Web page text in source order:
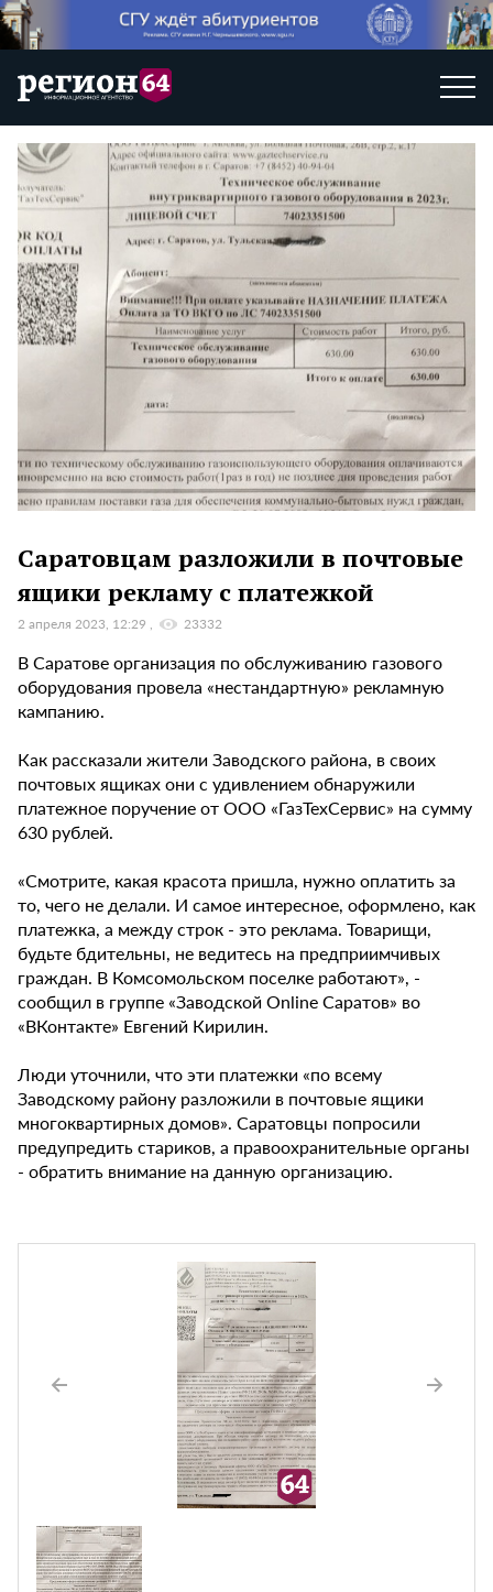
Саратовцам разложили в почтовые
ящики рекламу с платежкой
2 апреля 2023, 12:29 23332
В Саратове организация по обслуживанию газового
оборудования провела «нестандартную» рекламную
кампанию.
Как рассказали жители Заводского района, в своих
почтовых ящиках они с удивлением обнаружили
платежное поручение от ООО «ГазТехСервис» на сумму
630 рублей.
«Смотрите, какая красота пришла, нужно оплатить за
то, чего не делали. И самое интересное, оформлено, как
платежка, а между строк - это реклама. Товарищи,
будьте бдительны, не ведитесь на предприимчивых
граждан. В Комсомольском поселке работают», -
сообщил в группе «Заводской Online Саратов» во
«ВКонтакте» Евгений Кирилин.
Люди уточнили, что эти платежки «по всему
Заводскому району разложили в почтовые ящики
многоквартирных домов». Саратовцы попросили
предупредить стариков, а правоохранительные органы
- обратить внимание на данную организацию.